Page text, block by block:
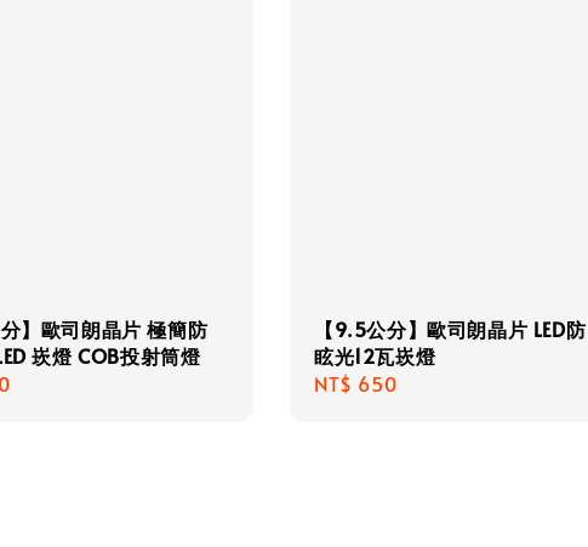
】歐司朗晶片 極簡防
崁燈 COB投射筒燈
【9.5公分】歐司朗晶片 LED防
眩光12瓦崁燈
Regular
NT$ 650